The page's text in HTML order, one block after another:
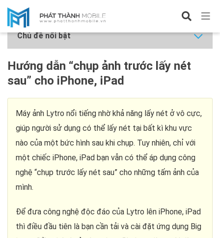
Tin công nghệ
Chủ đề nổi bật
Hướng dẫn “chụp ảnh trước lấy nét
sau” cho iPhone, iPad
Máy ảnh Lytro nổi tiếng nhờ khả năng lấy nét ở vô cực,
giúp người sử dụng có thể lấy nét tại bất kì khu vực
nào của một bức hình sau khi chụp. Tuy nhiên, chỉ với
một chiếc iPhone, iPad bạn vẫn có thể áp dụng công
nghệ “chụp trước lấy nét sau” cho những tấm ảnh của
mình.
Để đưa công nghệ độc đáo của Lytro lên iPhone, iPad
thì điều đầu tiên là bạn cần tải và cài đặt ứng dụng Big